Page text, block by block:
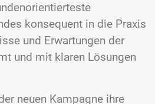
konsequent in die Praxis
und Erwartungen der
und mit klaren Lösungen
neuen Kampagne ihre